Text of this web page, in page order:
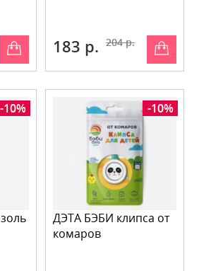
183 р. 204 р.
-10% -10%
ДЭТА БЭБИ клипса от
комаров